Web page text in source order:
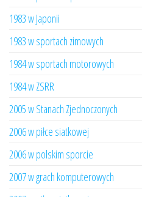
1983 w Japonii
1983 w sportach zimowych
1984 w sportach motorowych
1984 w ZSRR
2005 w Stanach Zjednoczonych
2006 w piłce siatkowej
2006 w polskim sporcie
2007 w grach komputerowych